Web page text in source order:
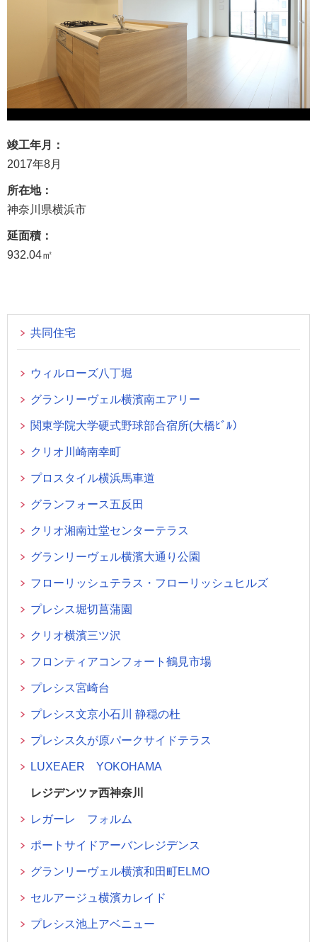
竣工年月：
2017年8月
所在地：
神奈川県横浜市
延面積：
932.04㎡
共同住宅
ウィルローズ八丁堀
グランリーヴェル横濱南エアリー
関東学院大学硬式野球部合宿所(大橋ﾋﾞﾙ）
クリオ川崎南幸町
プロスタイル横浜馬車道
グランフォース五反田
クリオ湘南辻堂センターテラス
グランリーヴェル横濱大通り公園
フローリッシュテラス・フローリッシュヒルズ
プレシス堀切菖蒲園
クリオ横濱三ツ沢
フロンティアコンフォート鶴見市場
プレシス宮崎台
プレシス文京小石川 静穏の杜
プレシス久が原パークサイドテラス
LUXEAER YOKOHAMA
レジデンツァ西神奈川
レガーレ フォルム
ポートサイドアーバンレジデンス
グランリーヴェル横濱和田町ELMO
セルアージュ横濱カレイド
プレシス池上アベニュー